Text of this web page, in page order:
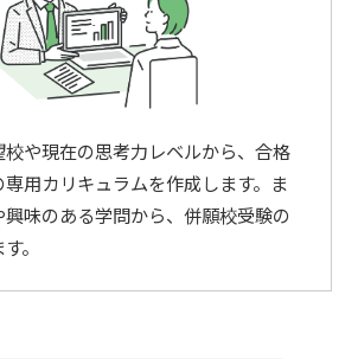
校や現在の思考力レベルから、合格
用カリキュラムを作成します。ま
味のある学問から、併願校受験の
。